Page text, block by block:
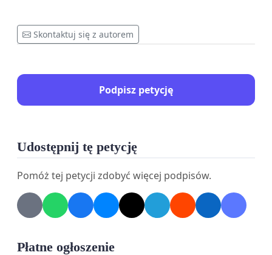
Skontaktuj się z autorem
Podpisz petycję
Udostępnij tę petycję
Pomóż tej petycji zdobyć więcej podpisów.
Płatne ogłoszenie